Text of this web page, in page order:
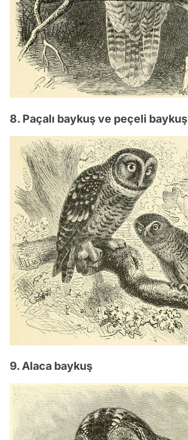
8. Paçalı baykuş ve peçeli baykuş
9. Alaca baykuş